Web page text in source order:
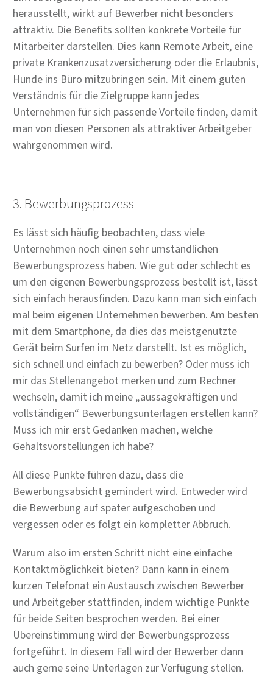
herausstellt, wirkt auf Bewerber nicht besonders
attraktiv. Die Benefits sollten konkrete Vorteile für
Mitarbeiter darstellen. Dies kann Remote Arbeit, eine
private Krankenzusatzversicherung oder die Erlaubnis,
Hunde ins Büro mitzubringen sein. Mit einem guten
Verständnis für die Zielgruppe kann jedes
Unternehmen für sich passende Vorteile finden, damit
man von diesen Personen als attraktiver Arbeitgeber
wahrgenommen wird.
3. Bewerbungsprozess
Es lässt sich häufig beobachten, dass viele
Unternehmen noch einen sehr umständlichen
Bewerbungsprozess haben. Wie gut oder schlecht es
um den eigenen Bewerbungsprozess bestellt ist, lässt
sich einfach herausfinden. Dazu kann man sich einfach
mal beim eigenen Unternehmen bewerben. Am besten
mit dem Smartphone, da dies das meistgenutzte
Gerät beim Surfen im Netz darstellt. Ist es möglich,
sich schnell und einfach zu bewerben? Oder muss ich
mir das Stellenangebot merken und zum Rechner
wechseln, damit ich meine „aussagekräftigen und
vollständigen“ Bewerbungsunterlagen erstellen kann?
Muss ich mir erst Gedanken machen, welche
Gehaltsvorstellungen ich habe?
All diese Punkte führen dazu, dass die
Bewerbungsabsicht gemindert wird. Entweder wird
die Bewerbung auf später aufgeschoben und
vergessen oder es folgt ein kompletter Abbruch.
Warum also im ersten Schritt nicht eine einfache
Kontaktmöglichkeit bieten? Dann kann in einem
kurzen Telefonat ein Austausch zwischen Bewerber
und Arbeitgeber stattfinden, indem wichtige Punkte
für beide Seiten besprochen werden. Bei einer
Übereinstimmung wird der Bewerbungsprozess
fortgeführt. In diesem Fall wird der Bewerber dann
auch gerne seine Unterlagen zur Verfügung stellen.